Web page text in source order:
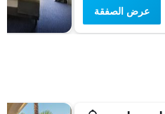
عرض الصفقة